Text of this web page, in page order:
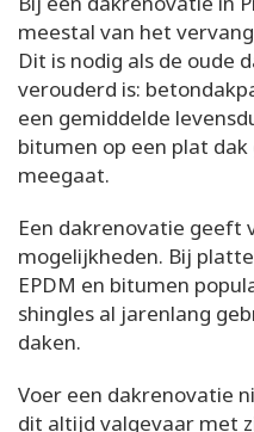
meestal van het
Dit is nodig als de oude
verouderd is:
een gemiddelde
bitumen op een plat
meegaat.
Een dakrenovatie geeft
mogelijkheden. Bij
EPDM en bitumen
shingles al jarenlang
daken.
Voer een dakrenovatie
dit altijd valgevaar met